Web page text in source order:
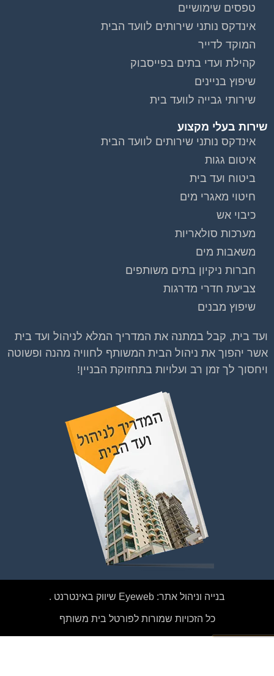
טפסים שימושיים
אינדקס נותני שירותים לוועד הבית
המוקד לדייר
קהילת ועדי בתים בפייסבוק
שיפוץ בניינים
שירותי גבייה לוועד בית
שירות בעלי מקצוע
אינדקס נותני שירותים לוועד הבית
איטום גגות
ביטוח ועד בית
חיטוי מאגרי מים
כיבוי אש
מערכות סולאריות
משאבות מים
חברות ניקיון בתים משותפים
צביעת חדרי מדרגות
שיפוץ מבנים
ועד בית, קבל במתנה את המדריך המלא לניהול ועד בית
אשר יהפוך את ניהול הבית המשותף לחוויה מהנה ופשוטה
ויחסוך לך זמן רב ועלויות בתחזוקת הבניין!
בנייה וניהול אתר: Eyeweb שיווק באינטרנט .
כל הזכויות שמורות לפורטל בית משותף
להצטרפות לחצו על התמונה או על הכפתור ושלחו בקשת
הצטרפות בדף הקבוצה
לחץ למעבר לקבוצה